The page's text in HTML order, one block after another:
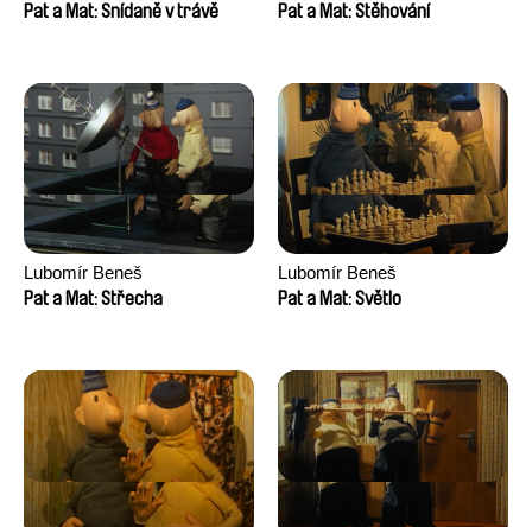
Pat a Mat: Snídaně v trávě
Pat a Mat: Stěhování
Lubomír Beneš
Pat a Mat: Střecha
Lubomír Beneš
Pat a Mat: Světlo